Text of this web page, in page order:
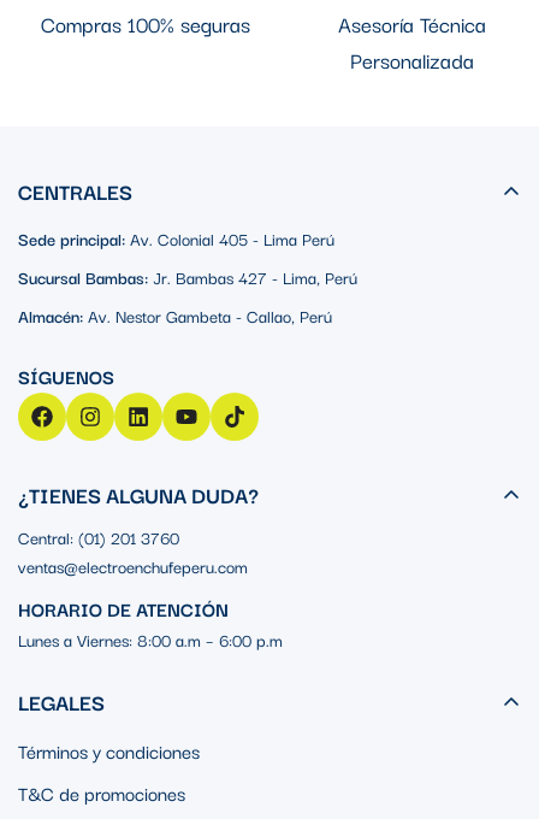
Compras 100% seguras
Asesoría Técnica
Personalizada
CENTRALES
Sede principal:Av. Colonial 405 - Lima Perú
Sucursal Bambas:Jr. Bambas 427 - Lima, Perú
Almacén:Av. Nestor Gambeta - Callao, Perú
¿TIENES ALGUNA DUDA?
Central: (01) 201 3760
ventas@electroenchufeperu.com
HORARIO DE ATENCIÓN
Lunes a Viernes: 8:00 a.m – 6:00 p.m
LEGALES
Términos y condiciones
T&C de promociones